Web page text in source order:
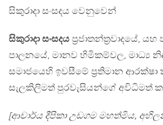
සිකුරාදා සංසදය වෙනුවෙන්
සිකුරාදා සංසදය ප‍්‍රජාතන්ත‍්‍රවාදයේ,
පාලනයේ, මානව හිමිකම්වල, මාධ්‍ය
සමාජයෙහි ඉවසීමේ ප‍්‍රතිමාන
සැලකිලිමත් පුරවැසියන්ගේ අවිධිමත්
[ආචාර්ය දීපිකා උඩගම මහත්මිය,